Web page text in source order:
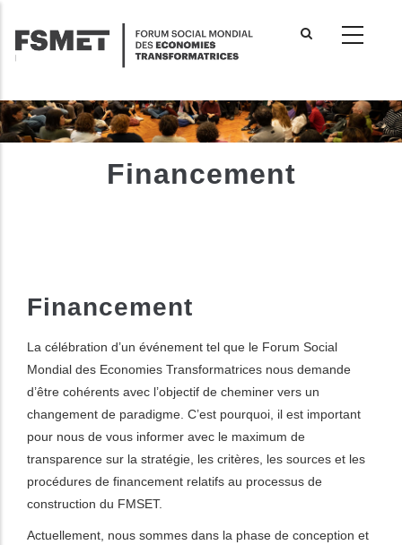
contenu
actions supplémentaires
Financement
Financement
La célébration d’un événement tel que le Forum Social
Mondial des Economies Transformatrices nous demande
d’être cohérents avec l’objectif de cheminer vers un
changement de paradigme. C’est pourquoi, il est important
pour nous de vous informer avec le maximum de
transparence sur la stratégie, les critères, les sources et les
procédures de financement relatifs au processus de
construction du FMSET.
Actuellement, nous sommes dans la phase de conception et